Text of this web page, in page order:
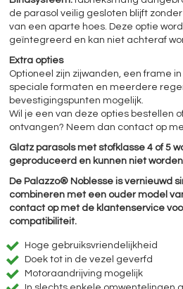
de parasol veilig gesloten blijft
van een aparte hoes. Deze optie
geïntegreerd en kan niet achteraf
Extra opties
Optioneel zijn zijwanden, een frame
speciale formaten en meerdere
bevestigingspunten mogelijk.
Wil je een van deze opties bestellen
ontvangen? Neem dan contact op
Glatz parasols met stofklasse 4 of 5
geproduceerd en kunnen niet
De Palazzo® Noblesse is vernieuwd
combineren met een ouder model
contact op met de klantenservice
compatibiliteit.
Hoge gebruiksvriendelijkheid
Doek tot in de vezel geverfd
Motoraandrijving mogelijk